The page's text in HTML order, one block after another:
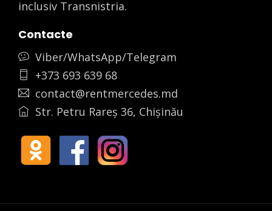
inclusiv Transnistria.
Contacte
Viber/WhatsApp/Telegram
+373 693 639 68
contact@rentmercedes.md
Str. Petru Rareș 36, Chișinău